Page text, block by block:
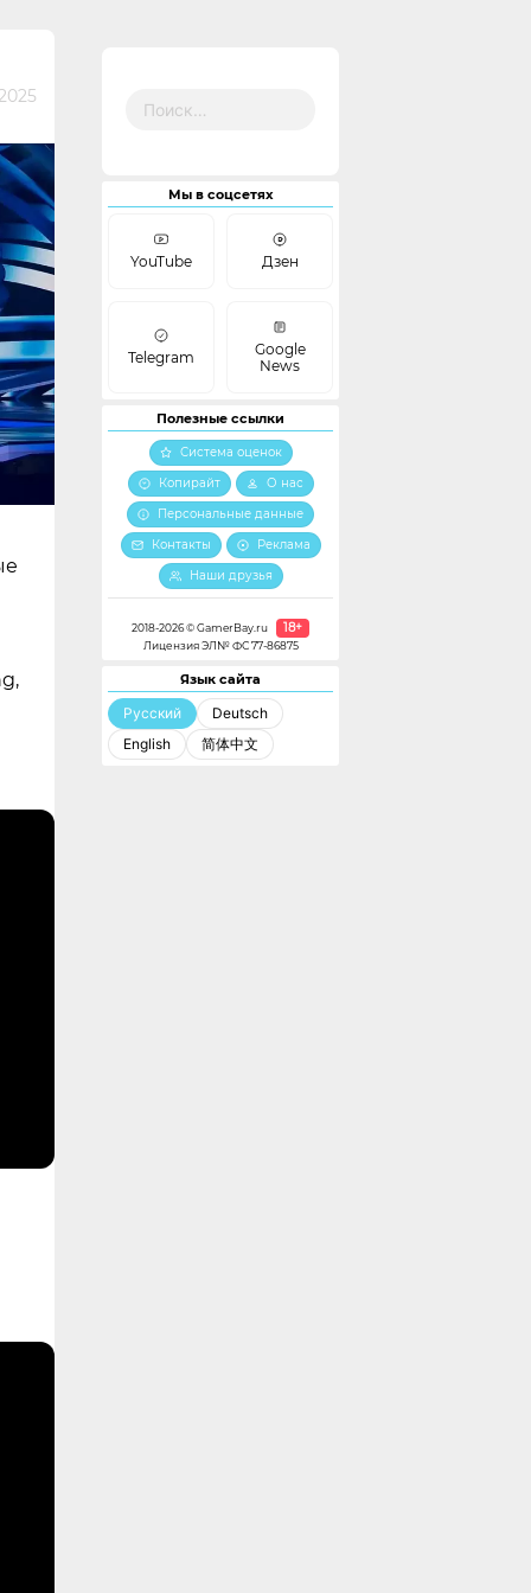
Мы в соцсетях
YouTube Дзен
Telegram
Google
News
Полезные ссылки
Система оценок
Копирайт
О нас
Персональные данные
Контакты
Реклама
Наши друзья
2018-2026 © GamerBay.ru 18+
Лицензия ЭЛ№ ФС 77-86875
Язык сайта
Русский
Deutsch
English
简体中文